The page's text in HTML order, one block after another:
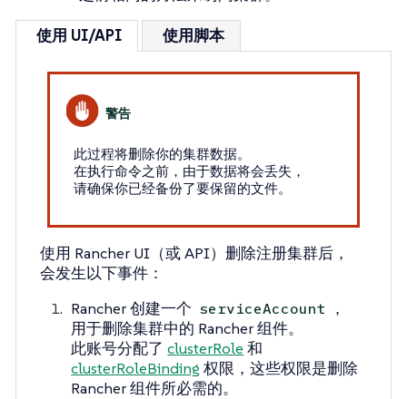
使用 UI/API 使用脚本
此过程将删除你的集群数据。
在执行命令之前，由于数据将会丢失，
请确保你已经备份了要保留的文件。
使用 Rancher UI（或 API）删除注册集群后，
会发生以下事件：
Rancher 创建一个 serviceAccount
，
用于删除集群中的 Rancher 组件。
此账号分配了clusterRole 和
clusterRoleBinding 权限，这些权限是删除
Rancher 组件所必需的。